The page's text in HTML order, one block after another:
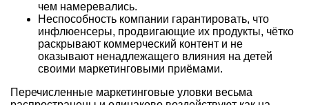
чем намеревались.
Неспособность компании гарантировать, что
инфлюенсеры, продвигающие их продукты, чётко
раскрывают коммерческий контент и не
оказывают ненадлежащего влияния на детей
своими маркетинговыми приёмами.
Перечисленные маркетинговые уловки весьма